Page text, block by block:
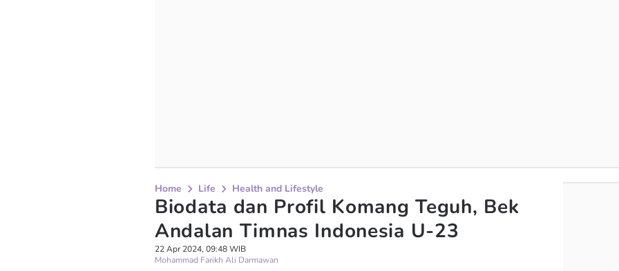
Home Life Health and Lifestyle
Biodata dan Profil Komang Teguh, Bek
Andalan Timnas Indonesia U-23
22 Apr 2024, 09:48 WIB
Mohammad Farikh Ali Darmawan